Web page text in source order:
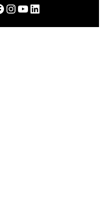
Instagram YouTube LinkedIn